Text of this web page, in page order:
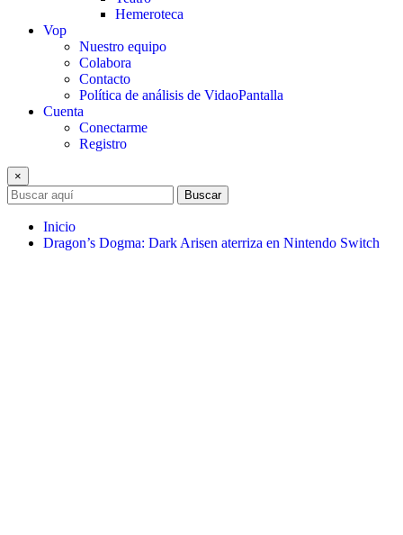
Hemeroteca
Vop
Nuestro equipo
Colabora
Contacto
Política de análisis de VidaoPantalla
Cuenta
Conectarme
Registro
×
Buscar
Inicio
Dragon’s Dogma: Dark Arisen aterriza en Nintendo Switch